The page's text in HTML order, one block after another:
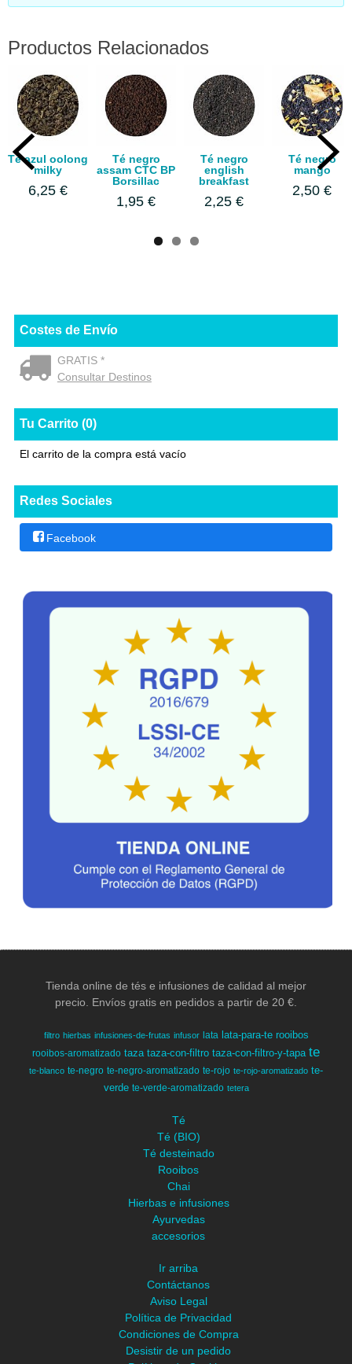
Costes de Envío
GRATIS *
Consultar Destinos
Tu Carrito (0)
El carrito de la compra está vacío
Redes Sociales
Facebook
Productos Relacionados
Té azul oolong
milky
6,25 €
Té negro
assam CTC BP
Borsillac
1,95 €
Té negro
english
breakfast
2,25 €
Té negro
mango
2,50 €
Tienda online de tés e infusiones de calidad al mejor
precio. Envíos gratis en pedidos a partir de 20 €.
filtro hierbas infusiones-de-frutas infusor lata lata-para-te rooibos
rooibos-aromatizado taza taza-con-filtro taza-con-filtro-y-tapa te
te-blanco te-negro te-negro-aromatizado te-rojo te-rojo-aromatizado te-
verde te-verde-aromatizado tetera
Té
Té (BIO)
Té desteinado
Rooibos
Chai
Hierbas e infusiones
Ayurvedas
accesorios
Ir arriba
Contáctanos
Aviso Legal
Política de Privacidad
Condiciones de Compra
Desistir de un pedido